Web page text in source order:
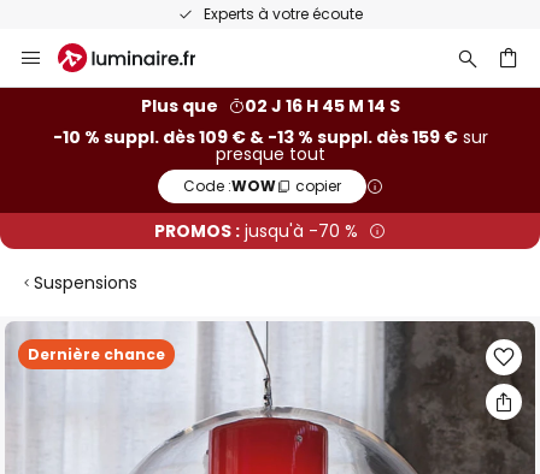
Experts à votre écoute
Allez
au
Plus que
02 J 16 H 45 M 13 S
-10 % suppl. dès 109 € & -13 % suppl. dès 159 €sur
presque tout
Code :WOW copier
PROMOS : jusqu'à -70 %
Suspensions
Dernière chance
Skip
to